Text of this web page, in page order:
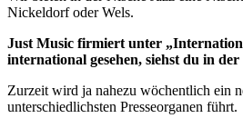
Nickeldorf oder Wels.
Just Music firmiert unter
international gesehen, siehst du in
Zurzeit wird ja nahezu wöchentlich ein
unterschiedlichsten Presseorganen führt.